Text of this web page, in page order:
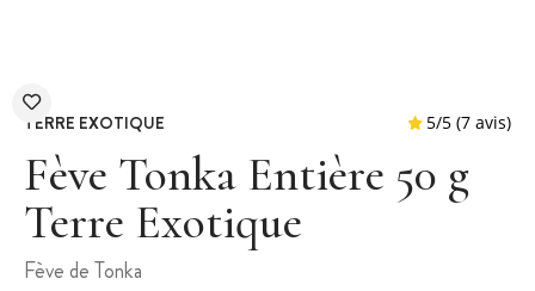
TERRE EXOTIQUE
Fève Tonka Entière 50 g
Terre Exotique
Fève de Tonka